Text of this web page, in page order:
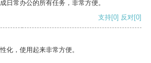
日常办公的所有任务，非常方便。
支持[0] 反对[0]
化，使用起来非常方便。